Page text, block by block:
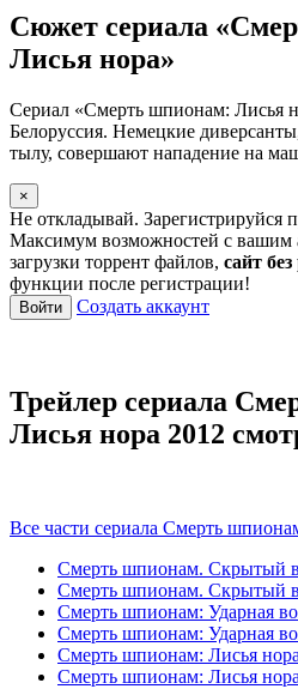
Сюжет сериала
Лисья нора»
Сериал «Смерть шпионам: Лисья
Белоруссия. Немецкие
тылу, совершают нападение на
×
Не откладывай. Зарегистрируйся
Максимум возможностей с вашим
загрузки торрент файлов, сайт
функции после регистрации!
Войти Создать аккаунт
Трейлер сериала
Лисья нора 2012
Все части сериала Смерть
Смерть шпионам. Скрытый
Смерть шпионам. Скрытый
Смерть шпионам: Ударная
Смерть шпионам: Ударная
Смерть шпионам: Лисья нора
Смерть шпионам: Лисья нора